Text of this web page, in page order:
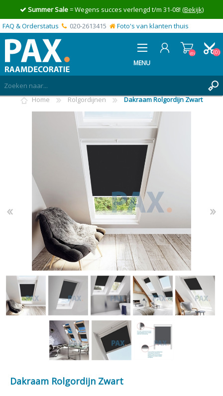
Summer Sale= Wegens succes verlengd t/m 31-08! (Bekijk)
FAQ & Orderstatus
020-2613415 Foto's van klanten thuis
MENU
INLOGGEN
(0)
(0)
Home Rolgordijnen Dakraam Rolgordijn Zwart
Dakraam Rolgordijn Zwart